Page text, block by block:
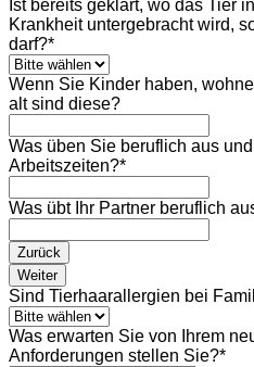
Ist bereits geklärt, wo das Tier
Krankheit untergebracht wird,
darf?*
Wenn Sie Kinder haben,
alt sind diese?
Was üben Sie beruflich aus
Arbeitszeiten?*
Was übt Ihr Partner beruflich
Zurück
Weiter
Sind Tierhaarallergien bei
Was erwarten Sie von Ihrem
Anforderungen stellen Sie?*